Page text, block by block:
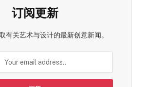
订阅更新
有关艺术与设计的最新创意新闻。